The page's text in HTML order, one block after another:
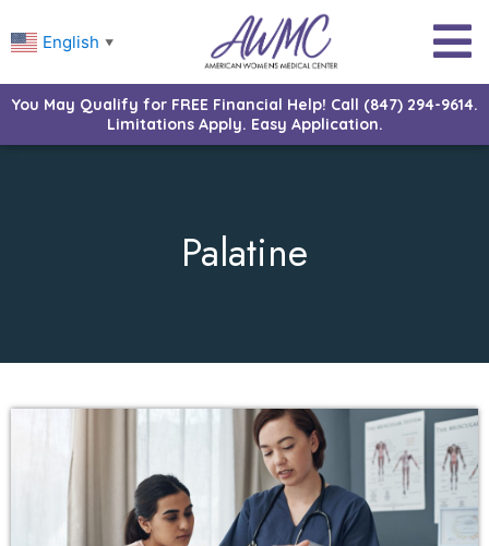
English ▼
You May Qualify for FREE Financial Help! Call (847) 294-9614.
Limitations Apply. Easy Application.
Palatine